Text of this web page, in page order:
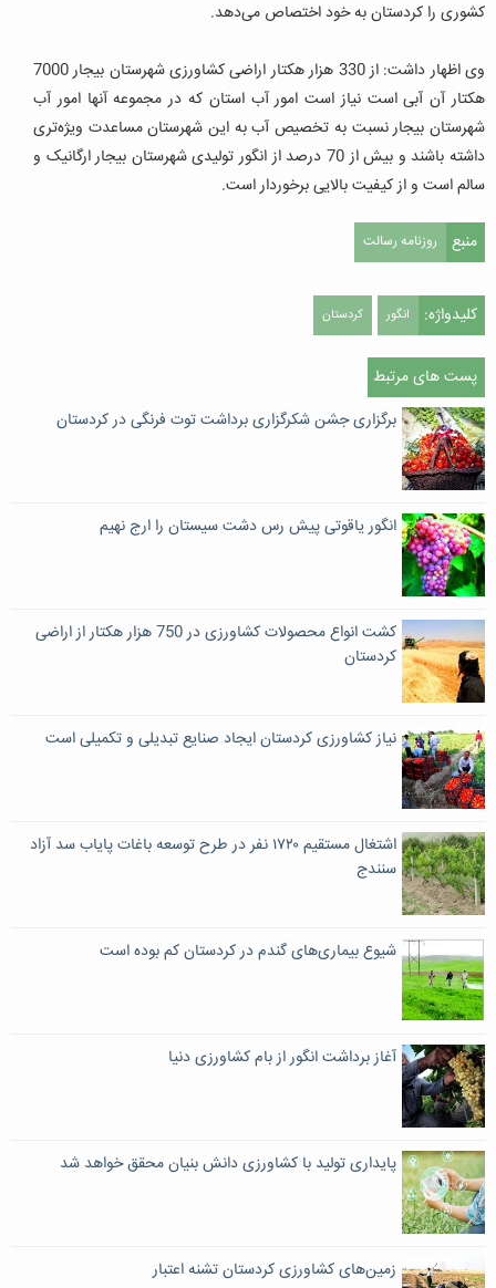
کشوری را کردستان به خود اختصاص می‌دهد.
وی اظهار داشت: از 330 هزار هکتار اراضی کشاورزی شهرستان بیجار 7000
هکتار آن آبی است نیاز است امور آب استان که در مجموعه آنها امور آب
شهرستان بیجار نسبت به تخصیص آب به این شهرستان مساعدت ویژه‌تری
داشته باشند و بیش از 70 درصد از انگور تولیدی شهرستان بیجار ارگانیک و
سالم است و از کیفیت بالایی برخوردار است.
منبع روزنامه رسالت
کلیدواژه: انگور کردستان
پست های مرتبط
برگزاری جشن شکرگزاری برداشت توت فرنگی در کردستان
انگور یاقوتی پیش رس دشت سیستان را ارج نهیم
کشت انواع محصولات کشاورزی در 750 هزار هکتار از اراضی
کردستان
نیاز کشاورزی کردستان ایجاد صنایع تبدیلی و تکمیلی است
اشتغال مستقیم ۱۷۲۰ نفر در طرح توسعه باغات پایاب سد آزاد
سنندج
شیوع بیماری‌های گندم در کردستان کم بوده است
آغاز برداشت انگور از بام کشاورزی دنیا
پایداری تولید با کشاورزی دانش بنیان محقق خواهد شد
زمین‌های کشاورزی کردستان تشنه اعتبار